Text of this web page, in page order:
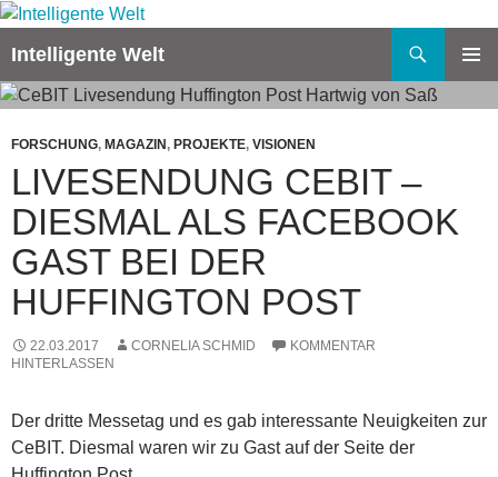
Zum
springen
Intelligente Welt
FORSCHUNG, MAGAZIN, PROJEKTE, VISIONEN
LIVESENDUNG CEBIT –
DIESMAL ALS FACEBOOK
GAST BEI DER
HUFFINGTON POST
22.03.2017 CORNELIA SCHMID
KOMMENTAR
HINTERLASSEN
Der dritte Messetag und es gab interessante Neuigkeiten zur
CeBIT. Diesmal waren wir zu Gast auf der Seite der